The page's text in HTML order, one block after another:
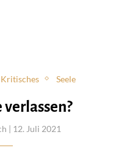
Kritisches Seele
| 12. Juli 2021